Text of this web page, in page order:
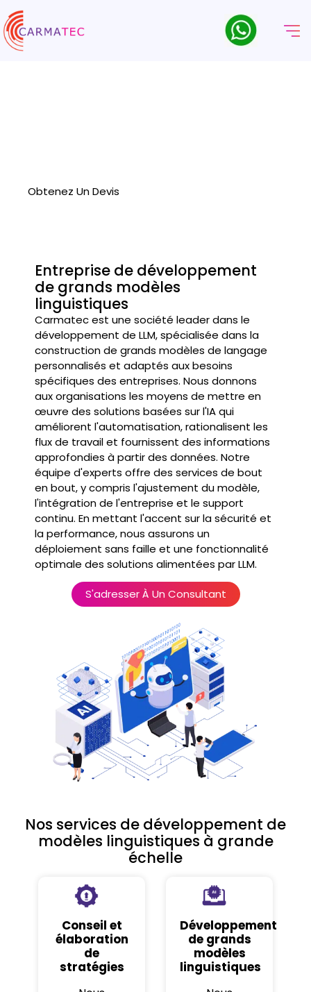
Obtenez Un Devis
Entreprise de développement
de grands modèles
linguistiques
Carmatec est une société leader dans le
développement de LLM, spécialisée dans la
construction de grands modèles de langage
personnalisés et adaptés aux besoins
spécifiques des entreprises. Nous donnons
aux organisations les moyens de mettre en
œuvre des solutions basées sur l'IA qui
améliorent l'automatisation, rationalisent les
flux de travail et fournissent des informations
approfondies à partir des données. Notre
équipe d'experts offre des services de bout
en bout, y compris l'ajustement du modèle,
l'intégration de l'entreprise et le support
continu. En mettant l'accent sur la sécurité et
la performance, nous assurons un
déploiement sans faille et une fonctionnalité
optimale des solutions alimentées par LLM.
S'adresser À Un Consultant
Nos services de développement de
modèles linguistiques à grande
échelle
Conseil et
élaboration
de
stratégies
Développement
de grands
modèles
linguistiques